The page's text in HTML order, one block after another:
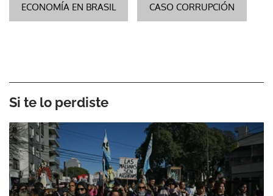
ECONOMÍA EN BRASIL CASO CORRUPCIÓN
Si te lo perdiste